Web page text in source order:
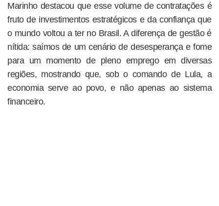
Marinho destacou que esse volume de contratações é
fruto de investimentos estratégicos e da confiança que
o mundo voltou a ter no Brasil. A diferença de gestão é
nítida: saímos de um cenário de desesperança e fome
para um momento de pleno emprego em diversas
regiões, mostrando que, sob o comando de Lula, a
economia serve ao povo, e não apenas ao sistema
financeiro.